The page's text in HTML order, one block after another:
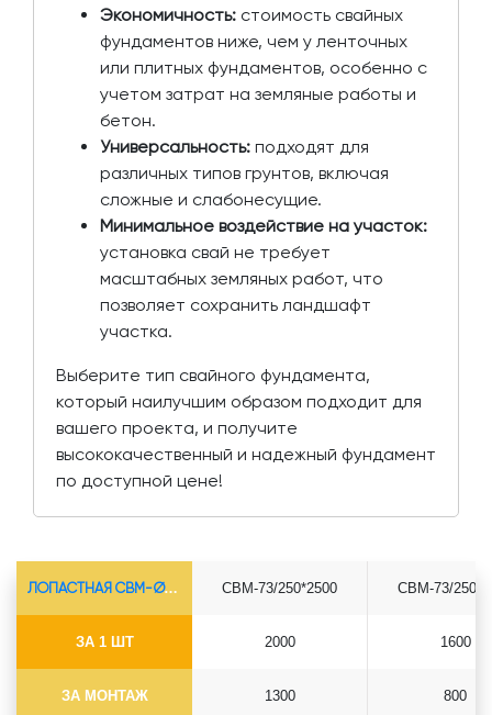
Экономичность: стоимость свайных
фундаментов ниже, чем у ленточных
или плитных фундаментов, особенно с
учетом затрат на земляные работы и
бетон.
Универсальность: подходят для
различных типов грунтов, включая
сложные и слабонесущие.
Минимальное воздействие на участок:
установка свай не требует
масштабных земляных работ, что
позволяет сохранить ландшафт
участка.
Выберите тип свайного фундамента,
который наилучшим образом подходит для
вашего проекта, и получите
высококачественный и надежный фундамент
по доступной цене!
ЛОПАСТНАЯ СВМ-Ø73*5.5
ЗА 1 ШТ
ЗА МОНТАЖ
СВМ-73/250*2500
2000
1300
СВМ-73/
1600
800